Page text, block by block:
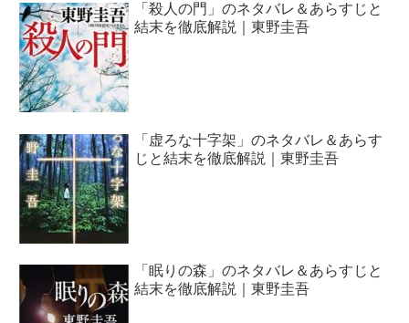
「殺人の門」のネタバレ＆あらすじと
結末を徹底解説｜東野圭吾
「虚ろな十字架」のネタバレ＆あらす
じと結末を徹底解説｜東野圭吾
「眠りの森」のネタバレ＆あらすじと
結末を徹底解説｜東野圭吾